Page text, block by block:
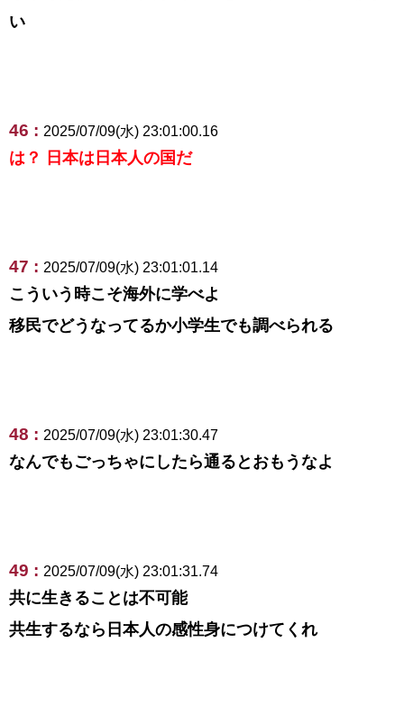
い
46 : 2025/07/09(水) 23:01:00.16
は？ 日本は日本人の国だ
47 : 2025/07/09(水) 23:01:01.14
こういう時こそ海外に学べよ
移民でどうなってるか小学生でも調べられる
48 : 2025/07/09(水) 23:01:30.47
なんでもごっちゃにしたら通るとおもうなよ
49 : 2025/07/09(水) 23:01:31.74
共に生きることは不可能
共生するなら日本人の感性身につけてくれ